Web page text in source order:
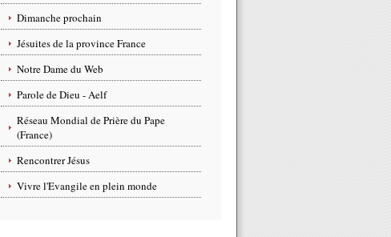
Dimanche prochain
Jésuites de la province France
Notre Dame du Web
Parole de Dieu - Aelf
Réseau Mondial de Prière du Pape
(France)
Rencontrer Jésus
Vivre l'Evangile en plein monde